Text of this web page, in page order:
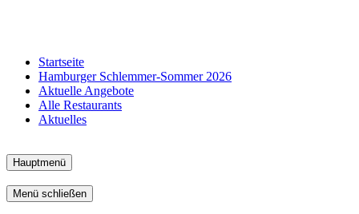
Startseite
Hamburger Schlemmer-Sommer 2026
Aktuelle Angebote
Alle Restaurants
Aktuelles
Hauptmenü
Menü schließen